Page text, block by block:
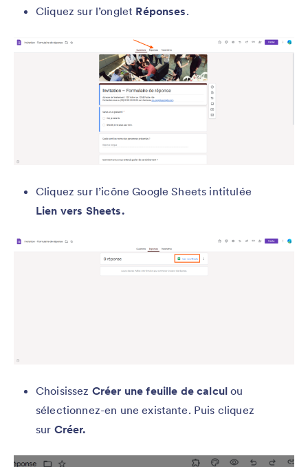
Cliquez sur l’onglet Réponses.
Cliquez sur l’icône Google Sheets intitulée
Lien vers Sheets.
Choisissez Créer une feuille de calcul ou
sélectionnez-en une existante. Puis cliquez
sur Créer.